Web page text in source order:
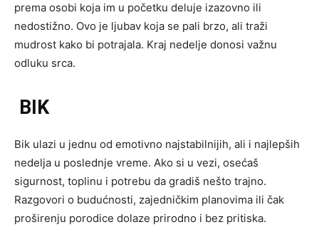
prema osobi koja im u početku deluje izazovno ili
nedostižno. Ovo je ljubav koja se pali brzo, ali traži
mudrost kako bi potrajala. Kraj nedelje donosi važnu
odluku srca.
BIK
Bik ulazi u jednu od emotivno najstabilnijih, ali i najlepših
nedelja u poslednje vreme. Ako si u vezi, osećaš
sigurnost, toplinu i potrebu da gradiš nešto trajno.
Razgovori o budućnosti, zajedničkim planovima ili čak
proširenju porodice dolaze prirodno i bez pritiska.